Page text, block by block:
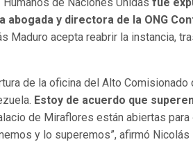
y directora de la ONG
Maduro acepta reabrir la instancia,
de la oficina del Alto Comisionado
Estoy de acuerdo que
de Miraflores están abiertas para
y lo superemos”, afirmó Nicolás